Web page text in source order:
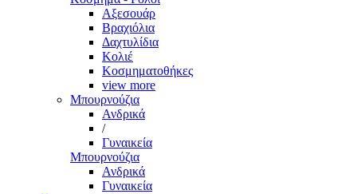
Αξεσουάρ
Βραχιόλια
Δαχτυλίδια
Κολιέ
Κοσμηματοθήκες
view more
Μπουρνούζια
Ανδρικά
/
Γυναικεία
Μπουρνούζια
Ανδρικά
Γυναικεία